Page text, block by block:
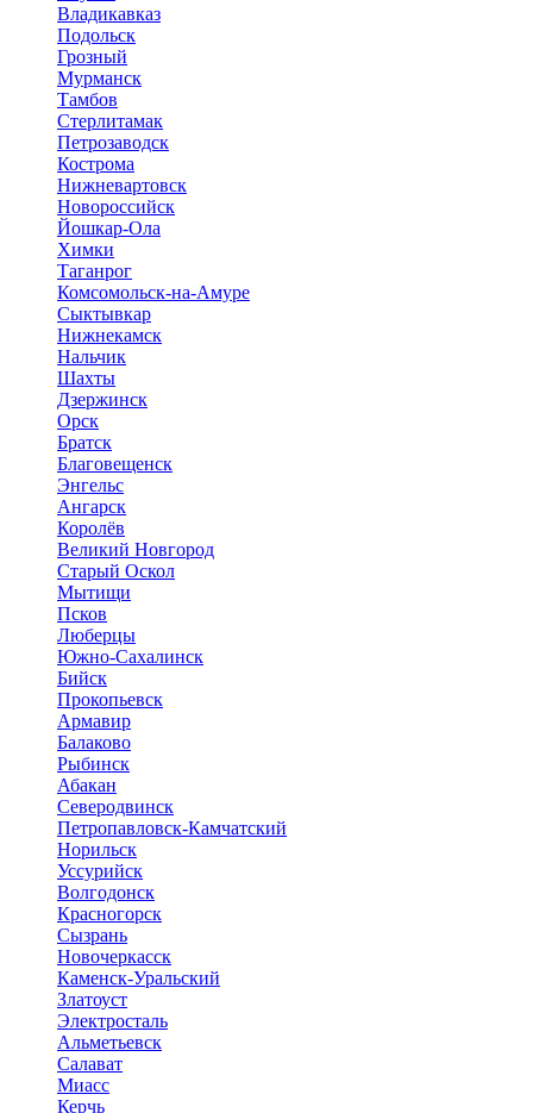
Владикавказ
Подольск
Грозный
Мурманск
Тамбов
Стерлитамак
Петрозаводск
Кострома
Нижневартовск
Новороссийск
Йошкар-Ола
Химки
Таганрог
Комсомольск-на-Амуре
Сыктывкар
Нижнекамск
Нальчик
Шахты
Дзержинск
Орск
Братск
Благовещенск
Энгельс
Ангарск
Королёв
Великий Новгород
Старый Оскол
Мытищи
Псков
Люберцы
Южно-Сахалинск
Бийск
Прокопьевск
Армавир
Балаково
Рыбинск
Абакан
Северодвинск
Петропавловск-Камчатский
Норильск
Уссурийск
Волгодонск
Красногорск
Сызрань
Новочеркасск
Каменск-Уральский
Златоуст
Электросталь
Альметьевск
Салават
Миасс
Керчь